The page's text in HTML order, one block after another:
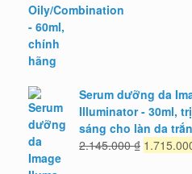
Serum dưỡng da
Illuminator - 30ml,
sáng cho làn da
2.145.000₫ Giá